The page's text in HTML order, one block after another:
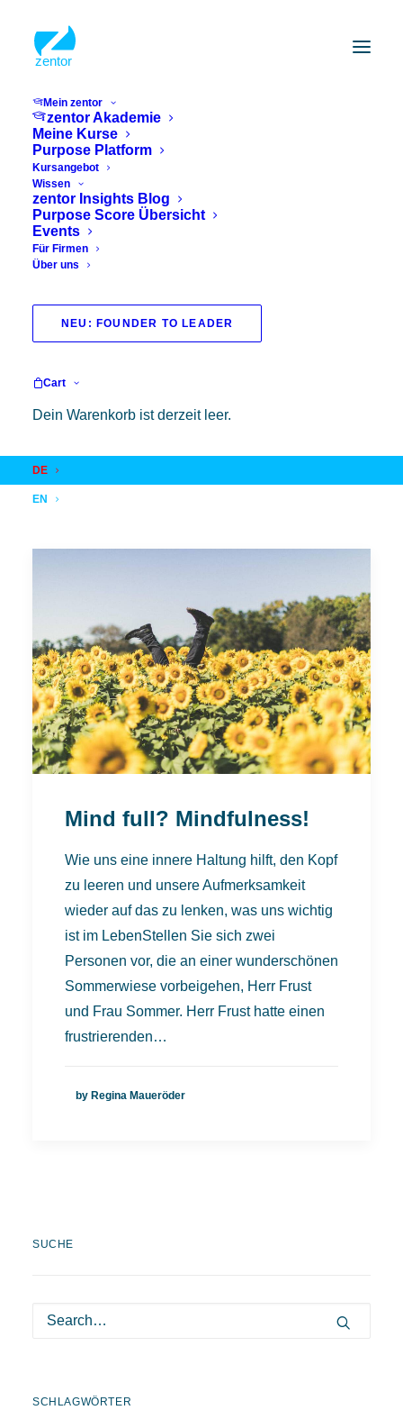
Mein zentor
zentor Akademie
Meine Kurse
Purpose Platform
Kursangebot
Wissen
zentor Insights Blog
Purpose Score Übersicht
Events
Für Firmen
Über uns
NEU: FOUNDER TO LEADER
Cart
Dein Warenkorb ist derzeit leer.
DE
EN
Mind full? Mindfulness!
Wie uns eine innere Haltung hilft, den Kopf
zu leeren und unsere Aufmerksamkeit
wieder auf das zu lenken, was uns wichtig
ist im LebenStellen Sie sich zwei
Personen vor, die an einer wunderschönen
Sommerwiese vorbeigehen, Herr Frust
und Frau Sommer. Herr Frust hatte einen
frustrierenden…
by Regina Maueröder
SUCHE
SCHLAGWÖRTER